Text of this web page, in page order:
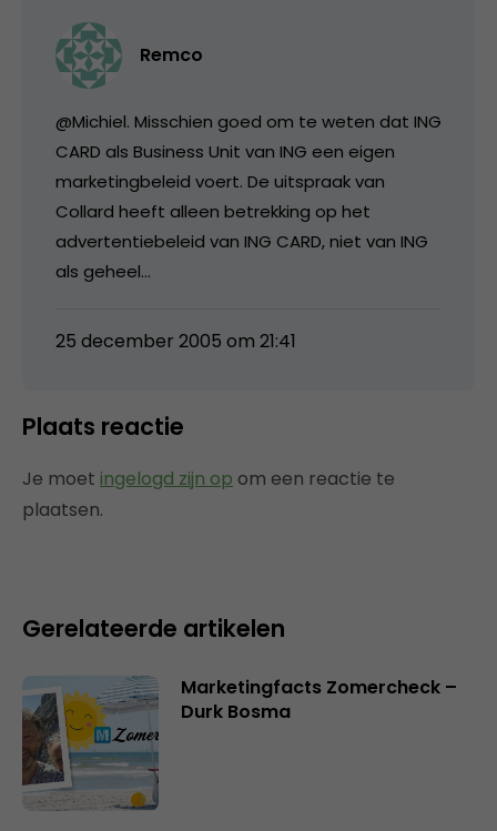
Remco
@Michiel. Misschien goed om te weten dat ING
CARD als Business Unit van ING een eigen
marketingbeleid voert. De uitspraak van
Collard heeft alleen betrekking op het
advertentiebeleid van ING CARD, niet van ING
als geheel…
25 december 2005 om 21:41
Plaats reactie
Je moet ingelogd zijn op om een reactie te
plaatsen.
Gerelateerde artikelen
Marketingfacts Zomercheck –
Durk Bosma